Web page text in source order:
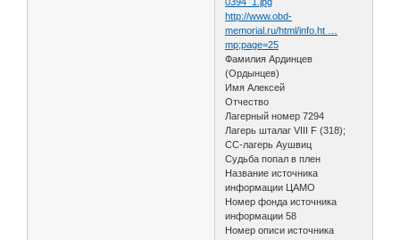
http://www.obd-
memorial.ru/html/info.ht …
mp;page=25
Фамилия Ардинцев
(Ордынцев)
Имя Алексей
Отчество
Лагерный номер 7294
Лагерь шталаг VIII F (318);
СС-лагерь Аушвиц
Судьба попал в плен
Название источника
информации ЦАМО
Номер фонда источника
информации 58
Номер описи источника